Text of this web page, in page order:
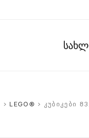
>LEGO® > კუბიკები